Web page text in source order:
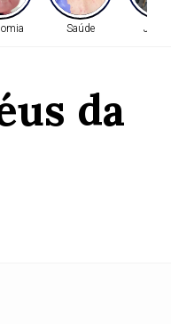
Saúde
da